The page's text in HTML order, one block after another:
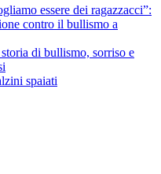
essere dei ragazzacci”:
contro il bullismo a
di bullismo, sorriso e
spaiati